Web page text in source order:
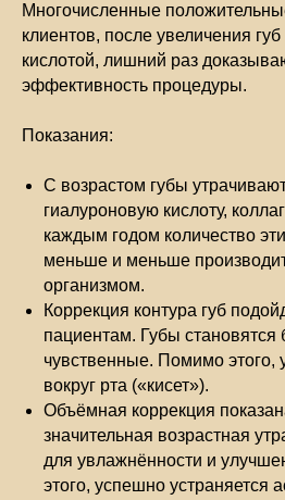
Многочисленные
клиентов, после увеличения
кислотой, лишний раз
эффективность процедуры.
Показания:
С возрастом губы
гиалуроновую кислоту,
каждым годом количество
меньше и меньше
организмом.
Коррекция контура губ
пациентам. Губы
чувственные. Помимо
вокруг рта («кисет»).
Объёмная коррекция
значительная возрастная
для увлажнённости и
этого, успешно устраняется